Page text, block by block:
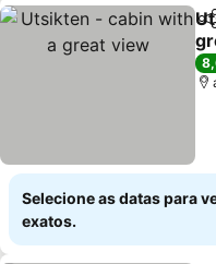
Selecione as datas para
exatos.